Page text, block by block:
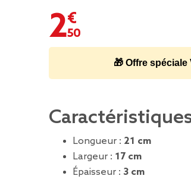
2,50 €
🎁 Offre spéciale
Longueur : 21 cm
Largeur : 17 cm
Épaisseur : 3 cm